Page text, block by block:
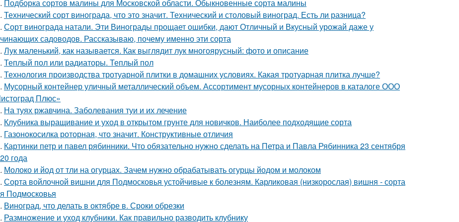
Подборка сортов малины для Московской области. Обыкновенные сорта малины
Технический сорт винограда, что это значит. Технический и столовый виноград. Есть ли разница?
Сорт винограда натали. Эти Винограды прощает ошибки, дают Отличный и Вкусный урожай даже у
садоводов. Рассказываю, почему именно эти сорта
Лук маленький, как называется. Как выглядит лук многоярусный: фото и описание
Теплый пол или радиаторы. Теплый пол
Технология производства тротуарной плитки в домашних условиях. Какая тротуарная плитка лучше?
Мусорный контейнер уличный металлический объем. Ассортимент мусорных контейнеров в каталоге ООО
Плюс»
На туях ржавчина. Заболевания туи и их лечение
Клубника выращивание и уход в открытом грунте для новичков. Наиболее подходящие сорта
Газонокосилка роторная, что значит. Конструктивные отличия
Картинки петр и павел рябинники. Что обязательно нужно сделать на Петра и Павла Рябинника 23 сентября
года
Молоко и йод от тли на огурцах. Зачем нужно обрабатывать огурцы йодом и молоком
Сорта войлочной вишни для Подмосковья устойчивые к болезням. Карликовая (низкорослая) вишня - сорта
Подмосковья
Виноград, что делать в октябре в. Сроки обрезки
Размножение и уход клубники. Как правильно разводить клубнику